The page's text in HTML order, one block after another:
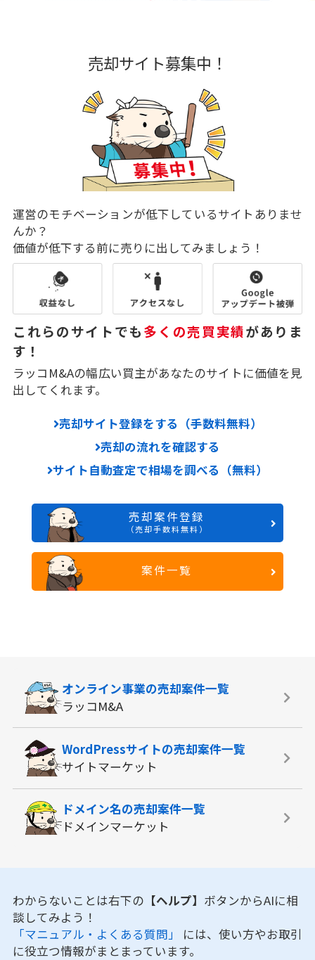
売却サイト募集中！
運営のモチベーションが低下しているサイトありませ
んか？
価値が低下する前に売りに出してみましょう！
これらのサイトでも多くの売買実績がありま
す！
ラッコM&Aの幅広い買主があなたのサイトに価値を見
出してくれます。
売却サイト登録をする（手数料無料）
売却の流れを確認する
サイト自動査定で相場を調べる（無料）
売却案件登録
（売却手数料無料）
案件一覧
オンライン事業の売却案件一覧
ラッコM&A
WordPressサイトの売却案件一覧
サイトマーケット
ドメイン名の売却案件一覧
ドメインマーケット
わからないことは右下の 【ヘルプ】 ボタンからAIに相
談してみよう！
「マニュアル・よくある質問」 には、使い方やお取引
に役立つ情報がまとまっています。